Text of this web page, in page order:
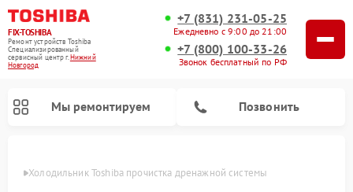
FIX-TOSHIBA
Ремонт устройств Toshiba
Специализированный
cервисный центр г.Нижний
Новгород
+7 (831) 231-05-25
Ежедневно с 9:00 до 21:00
+7 (800) 100-33-26
Звонок бесплатный по РФ
Мы ремонтируем Позвонить
Холодильник Toshiba прочистка дренажной системы